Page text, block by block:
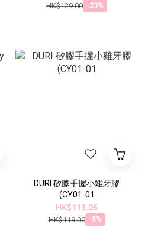
HK$129.00 -23%
DURI 矽膠手握小雞牙膠
(CY01-01
HK$113.05
HK$119.00 -5%